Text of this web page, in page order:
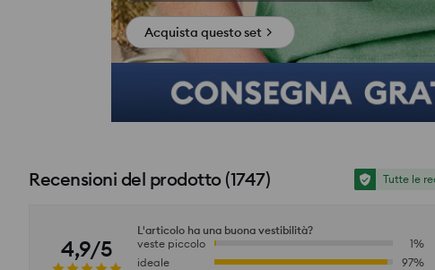
Acquista questo set
Recensioni del prodotto(1747) Tutte le
4,9/5
L'articolo ha una buona vestibilità?
veste piccolo
1%
ideale
97%